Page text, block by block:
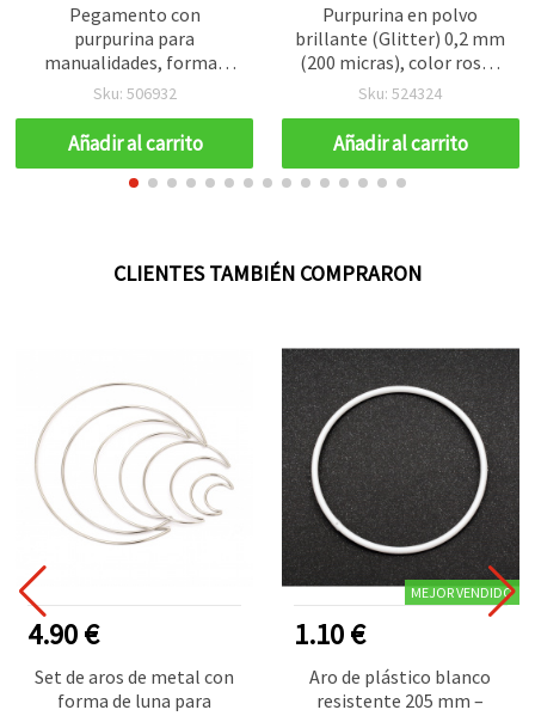
Pegamento con
purpurina para
manualidades, formas
surtidas, color morado,
Sku: 506932
Añadir al carrito
Purpurina en polvo
brillante (Glitter) 0,2 mm
(200 micras), color rosa -
15 ml (~12 g)
Sku: 524324
Añadir al carrito
CLIENTES TAMBIÉN COMPRARON
4.90 €
Set de aros de metal con
forma de luna para
MEJOR VENDIDO
1.10 €
Aro de plástico blanco
resistente 205 mm –